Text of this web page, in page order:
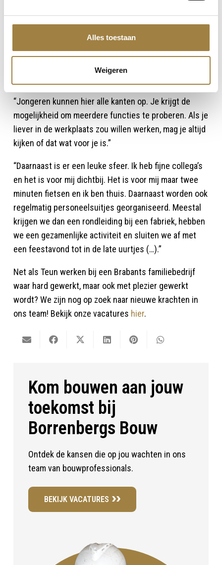
Alles toestaan
Weigeren
leerling helpen bij schoolopdrachten en kan ik beter
Wat maakt het werken bij
Borrenbergs zo leuk?
“Jongeren kunnen hier alle kanten op. Je krijgt de
mogelijkheid om meerdere functies te proberen. Als je
liever in de werkplaats zou willen werken, mag je altijd
kijken of dat wat voor je is.”
“Daarnaast is er een leuke sfeer. Ik heb fijne collega’s
en het is voor mij dichtbij. Het is voor mij maar twee
minuten fietsen en ik ben thuis. Daarnaast worden ook
regelmatig personeelsuitjes georganiseerd. Meestal
krijgen we dan een rondleiding bij een fabriek, hebben
we een gezamenlijke activiteit en sluiten we af met
een feestavond tot in de late uurtjes (…).”
Net als Teun werken bij een Brabants familiebedrijf
waar hard gewerkt, maar ook met plezier gewerkt
wordt? We zijn nog op zoek naar nieuwe krachten in
ons team! Bekijk onze vacatures hier.
Kom bouwen aan jouw
toekomst bij
Borrenbergs Bouw
Ontdek de kansen die op jou wachten in ons
team van bouwprofessionals.
BEKIJK VACATURES borrenbergs_icon